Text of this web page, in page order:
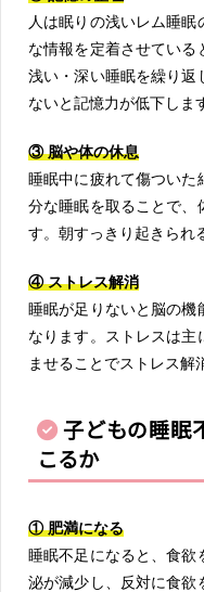
人は眠りの浅いレム睡
な情報を定着させてい
浅い・深い睡眠を繰り返
ないと記憶力が低下しま
③ 脳や体の休息
睡眠中に疲れて傷つい
分な睡眠を取ることで、
す。朝すっきり起きられ
④ ストレス解消
睡眠が足りないと脳の機
なります。ストレスは
ませることでストレス解
子どもの睡眠
こるか
① 肥満になる
睡眠不足になると、食
泌が減少し、反対に食欲